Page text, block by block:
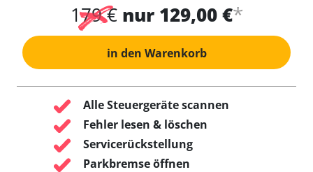
179 € nur 129,00 €*
in den Warenkorb
Alle Steuergeräte scannen
Fehler lesen & löschen
Servicerückstellung
Parkbremse öffnen